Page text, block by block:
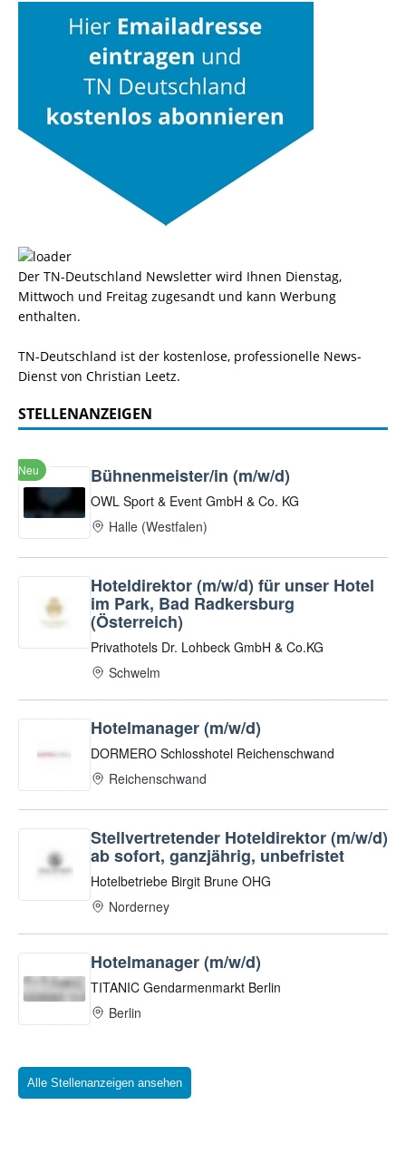
Der TN-Deutschland Newsletter wird Ihnen Dienstag,
Mittwoch und Freitag zugesandt und kann Werbung
enthalten.
TN-Deutschland ist der kostenlose, professionelle News-
Dienst von Christian Leetz.
STELLENANZEIGEN
Alle Stellenanzeigen ansehen